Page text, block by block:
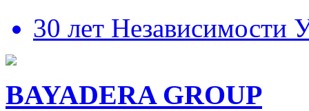
30 лет Независимости
BAYADERA GROUP